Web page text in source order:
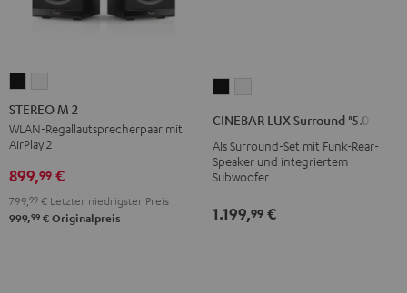
M
2
Schwarz
M
2
Weiß
STEREO M 2
WLAN-Regallautsprecherpaar mit
AirPlay 2
899,99 €
799, 99 € Letzter niedrigster Preis
999,99 € Originalpreis
"5.0-
Set"
"5.0-
Set"
CINEBAR LUX Surround "5.0-Set"
Als Surround-Set mit Funk-Rear-
Speaker und integriertem
Subwoofer
1.199,99 €